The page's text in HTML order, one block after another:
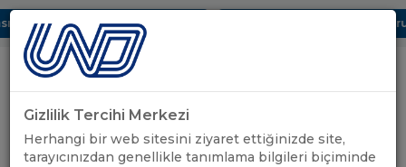
Dijital UBAK Bölümü Hakkında UND, Yunanistan Vize
Uluslararası Nakliyeciler Derneği
GİRİŞ YAP
Gizlilik Tercihi Merkezi
Herhangi bir web sitesini ziyaret ettiğinizde site,
tarayıcınızdan genellikle tanımlama bilgileri biçiminde